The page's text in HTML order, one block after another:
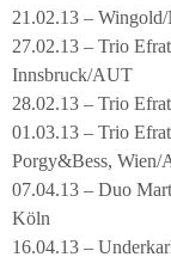
21.02.13 –
27.02.13 – Trio
Innsbruck/AUT
28.02.13 – Trio
01.03.13 – Trio
Porgy&Bess, Wien/
07.04.13 – Duo
Köln
16.04.13 –